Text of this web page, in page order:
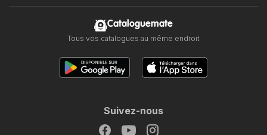
Cataloguemate
Tous vos catalogues au même endroit
Suivez-nous